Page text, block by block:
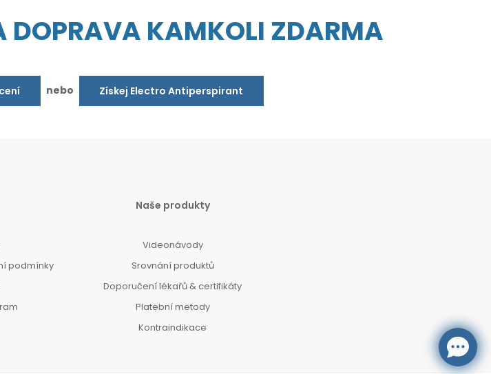
DOPRAVA KAMKOLI ZDARMA
nebo Získej Electro Antiperspirant
podmínky
Naše produkty
Videonávody
Srovnání produktů
Doporučení lékařů & certifikáty
Platební metody
Kontraindikace